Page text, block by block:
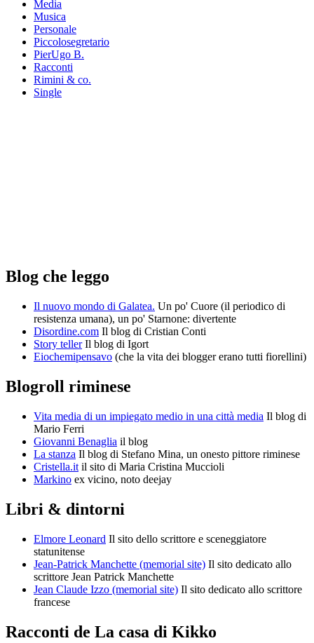
Media
Musica
Personale
Piccolosegretario
PierUgo B.
Racconti
Rimini & co.
Single
Blog che leggo
Il nuovo mondo di Galatea. Un po' Cuore (il periodico di
resistenza umana), un po' Starnone: divertente
Disordine.com Il blog di Cristian Conti
Story tellerIl blog di Igort
Eiochemipensavo (che la vita dei blogger erano tutti fiorellini)
Blogroll riminese
Vita media di un impiegato medio in una città media Il blog di
Mario Ferri
Giovanni Benaglia il blog
La stanza Il blog di Stefano Mina, un onesto pittore riminese
Cristella.it il sito di Maria Cristina Muccioli
Markino ex vicino, noto deejay
Libri & dintorni
Elmore Leonard Il sito dello scrittore e sceneggiatore
statunitense
Jean-Patrick Manchette (memorial site) Il sito dedicato allo
scrittore Jean Patrick Manchette
Jean Claude Izzo (memorial site) Il sito dedicato allo scrittore
francese
Racconti de La casa di Kikko